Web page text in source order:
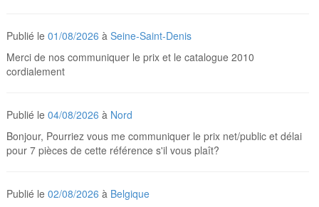
Publié le01/08/2026 àSeine-Saint-Denis
Merci de nos communiquer le prix et le catalogue 2010
cordialement
Publié le04/08/2026 à Nord
Bonjour, Pourriez vous me communiquer le prix net/public et délai
pour 7 pièces de cette référence s'il vous plaît?
Publié le02/08/2026 à Belgique